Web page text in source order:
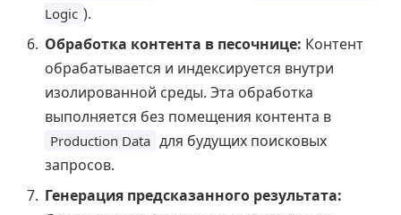
Logic ).
Обработка контента в песочнице: Контент
обрабатывается и индексируется внутри
изолированной среды. Эта обработка
выполняется без помещения контента в
Production Data для будущих поисковых
запросов.
Генерация предсказанного результата: